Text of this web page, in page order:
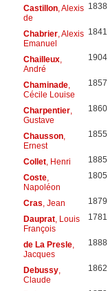
Castillon, Alexis
de
1838
Chabrier, Alexis
Emanuel
1841
Chailleux,
André
1904
Chaminade,
Cécile Louise
1857
Charpentier,
Gustave
1860
Chausson,
Ernest
1855
Collet, Henri 1885
Coste,
Napoléon
1805
Cras , Jean 1879
Dauprat, Louis
François
1781
de La Presle,
Jacques
1888
Debussy,
Claude
1862